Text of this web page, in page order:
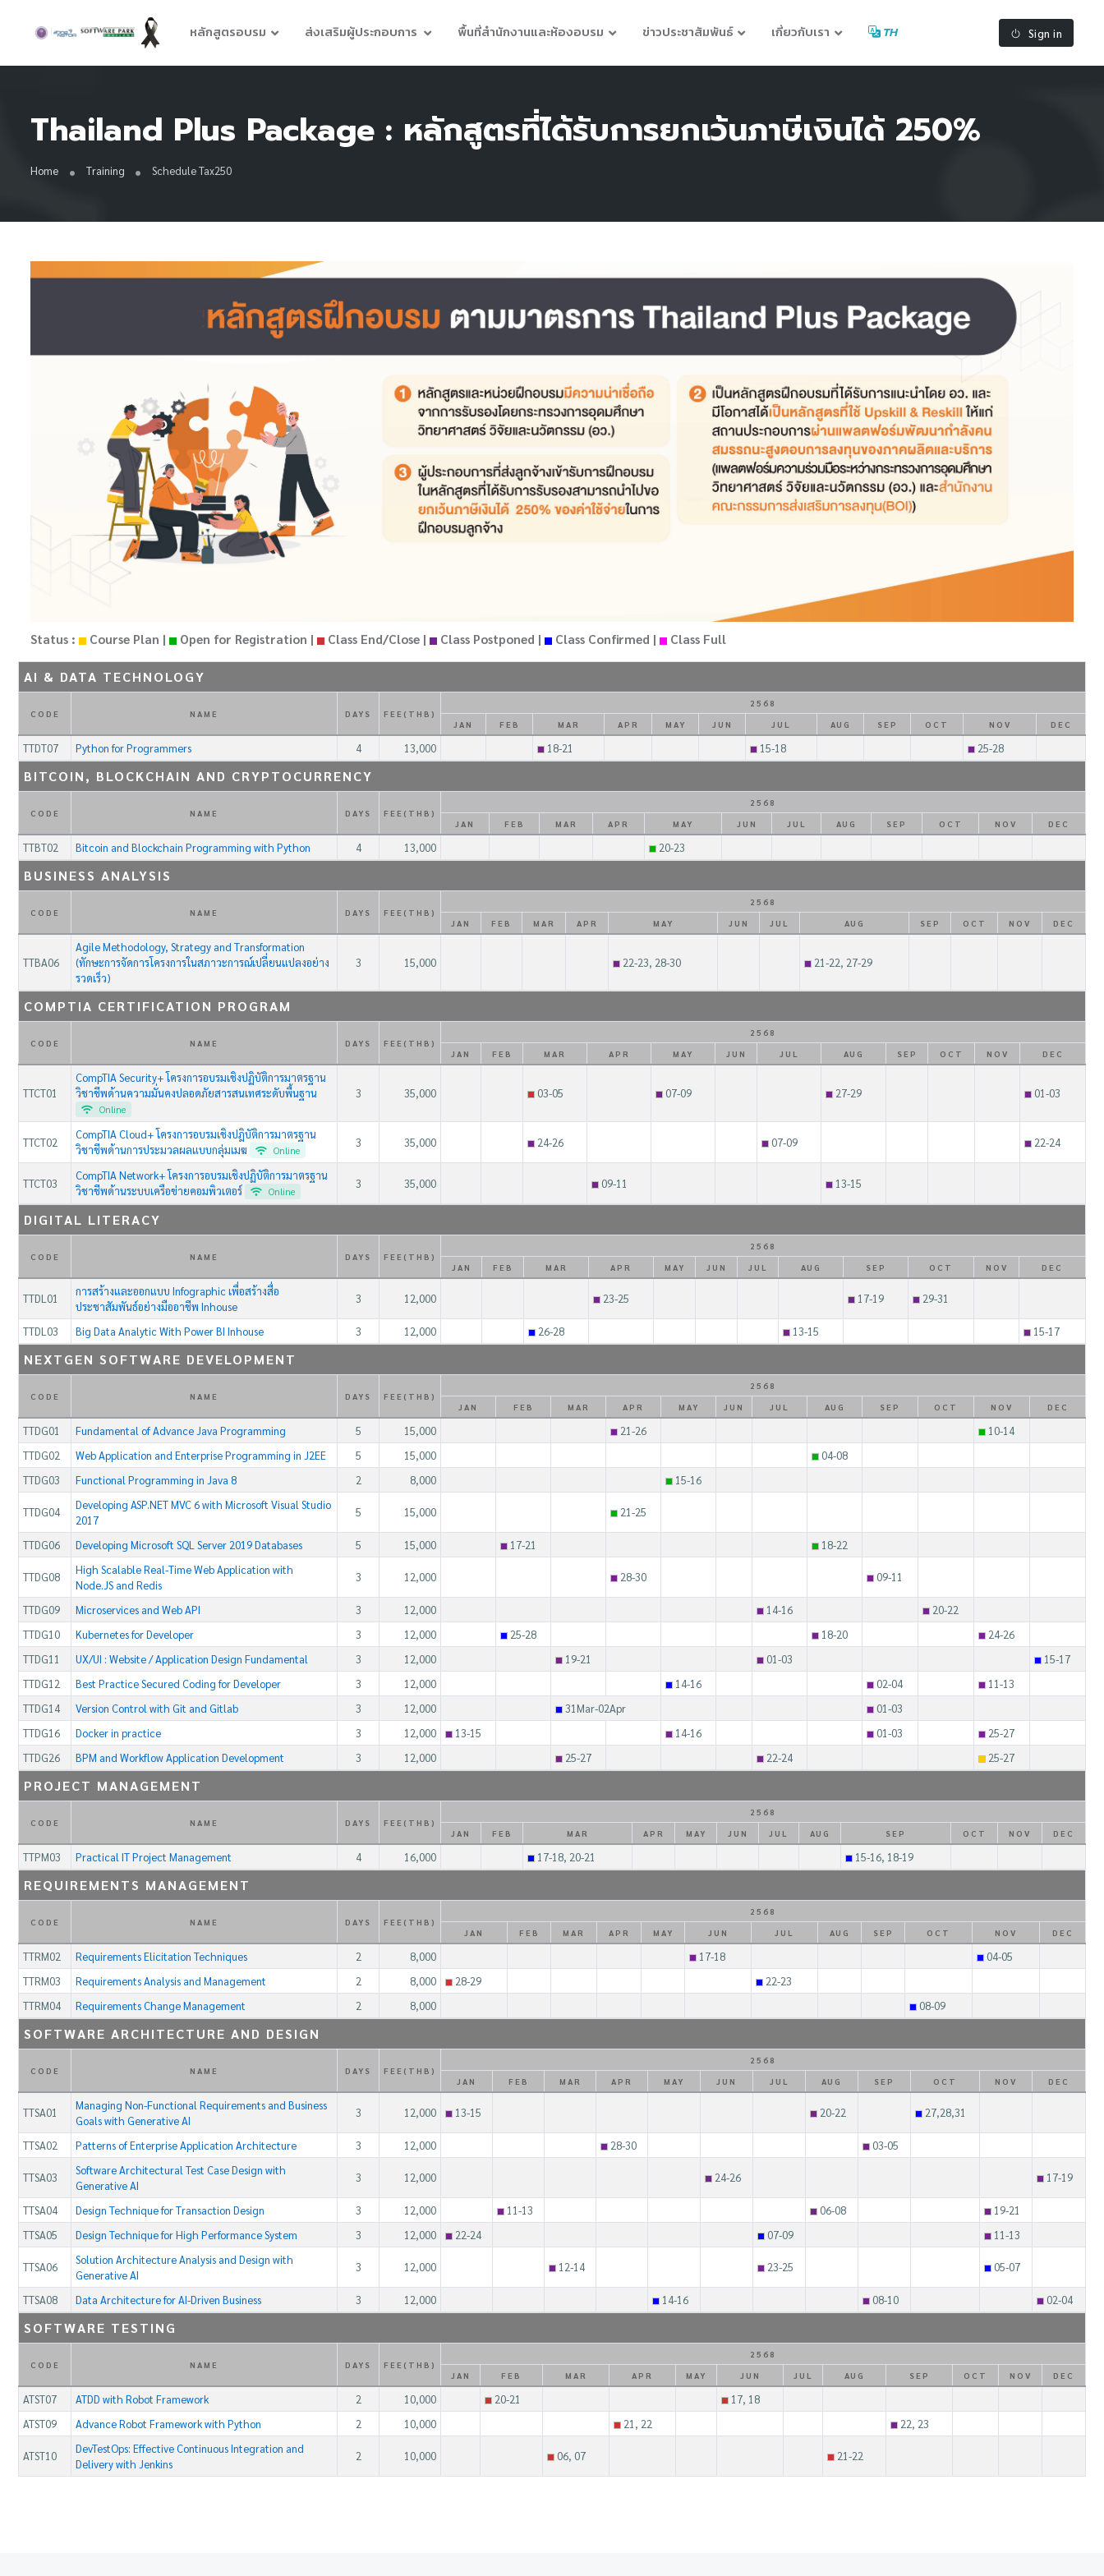
หลักสูตรอบรม ส่งเสริมผู้ประกอบการ พื้นที่สำนักงานและห้องอบรม ข่าวประชาสัมพันธ์ เกี่ยวกับเรา TH Sign in
Thailand Plus Package : หลักสูตรที่ได้รับการยกเว้นภาษีเงินได้ 250%
Home Training Schedule Tax250
Status : Course Plan | Open for Registration | Class End/Close | Class Postponed | Class Confirmed | Class Full
AI & DATA TECHNOLOGY
CODE NAME DAYS FEE(THB)
2568
JAN
FEB MAR APR MAY JUN JUL AUG SEP OCT NOV DEC
TTDT07 Python for Programmers 4 13,000 18-21 15-18 25-28
BITCOIN, BLOCKCHAIN AND CRYPTOCURRENCY
CODE NAME DAYS FEE(THB)
2568
JAN
FEB MAR APR MAY JUN JUL AUG SEP OCT NOV DEC
TTBT02 Bitcoin and Blockchain Programming with Python 4 13,000 20-23
BUSINESS ANALYSIS
CODE NAME DAYS FEE(THB)
2568
JAN
FEB MAR APR MAY JUN JUL AUG SEP OCT NOV DEC
TTBA06
Agile Methodology, Strategy and Transformation
(ทักษะการจัดการโครงการในสภาวะการณ์เปลี่ยนแปลงอย่าง
รวดเร็ว)
3 15,000 22-23, 28-30 21-22, 27-29
COMPTIA CERTIFICATION PROGRAM
CODE NAME DAYS FEE(THB)
2568
JAN
FEB MAR APR MAY JUN JUL AUG SEP OCT NOV DEC
TTCT01
CompTIA Security+ โครงการอบรมเชิงปฏิบัติการมาตรฐาน
วิชาชีพด้านความมั่นคงปลอดภัยสารสนเทศระดับพื้นฐาน
Online
3 35,000 03-05 07-09 27-29 01-03
TTCT02
CompTIA Cloud+ โครงการอบรมเชิงปฎิบัติการมาตรฐาน
วิชาชีพด้านการประมวลผลแบบกลุ่มเมฆ
Online
3 35,000 24-26 07-09 22-24
TTCT03
CompTIA Network+ โครงการอบรมเชิงปฏิบัติการมาตรฐาน
วิชาชีพด้านระบบเครือข่ายคอมพิวเตอร์
Online
3 35,000 09-11 13-15
DIGITAL LITERACY
CODE NAME DAYS FEE(THB)
2568
JAN
FEB MAR APR MAY JUN JUL AUG SEP OCT NOV DEC
TTDL01
การสร้างและออกแบบ Infographic เพื่อสร้างสื่อ
ประชาสัมพันธ์อย่างมืออาชีพ Inhouse
3 12,000 23-25 17-19 29-31
TTDL03 Big Data Analytic With Power BI Inhouse 3 12,000 26-28 13-15 15-17
NEXTGEN SOFTWARE DEVELOPMENT
CODE NAME DAYS FEE(THB)
2568
JAN
FEB MAR APR MAY JUN JUL AUG SEP OCT NOV DEC
TTDG01 Fundamental of Advance Java Programming 5 15,000 21-26
10-14
TTDG02
Web Application and Enterprise Programming in J2EE 5 15,000
04-08
TTDG03
Functional Programming in Java 8 2 8,000 15-16
TTDG04
Developing ASP.NET MVC 6 with Microsoft Visual Studio
2017
5 15,000 21-25
TTDG06 Developing Microsoft SQL Server 2019 Databases 5 15,000 17-21 18-22
TTDG08
High Scalable Real-Time Web Application with
Node.JS and Redis
3 12,000 28-30 09-11
TTDG09 Microservices and Web API 3 12,000 14-16
20-22
TTDG10
Kubernetes for Developer 3 12,000 25-28 18-20
24-26
TTDG11
UX/UI : Website / Application Design Fundamental 3 12,000 19-21 01-03
15-17
TTDG12
Best Practice Secured Coding for Developer 3 12,000 14-16 02-04
11-13
TTDG14
Version Control with Git and Gitlab 3 12,000 31Mar-02Apr
01-03
TTDG16
Docker in practice 3 12,000 13-15 14-16 01-03
25-27
TTDG26
BPM and Workflow Application Development 3 12,000 25-27 22-24 25-27
PROJECT MANAGEMENT
CODE NAME DAYS FEE(THB)
2568
JAN
FEB MAR APR MAY JUN JUL AUG SEP OCT NOV DEC
TTPM03 Practical IT Project Management 4 16,000 17-18, 20-21 15-16, 18-19
REQUIREMENTS MANAGEMENT
CODE NAME DAYS FEE(THB)
2568
JAN
FEB MAR APR MAY JUN JUL AUG SEP OCT NOV DEC
TTRM02 Requirements Elicitation Techniques 2 8,000 17-18
04-05
TTRM03
Requirements Analysis and Management 2 8,000 28-29
22-23
TTRM04
Requirements Change Management 2 8,000 08-09
SOFTWARE ARCHITECTURE AND DESIGN
CODE NAME DAYS FEE(THB)
2568
JAN
FEB MAR APR MAY JUN JUL AUG SEP OCT NOV DEC
TTSA01
Managing Non-Functional Requirements and Business
Goals with Generative AI
3 12,000 13-15 20-22 27,28,31
TTSA02 Patterns of Enterprise Application Architecture 3 12,000 28-30 03-05
TTSA03
Software Architectural Test Case Design with
Generative AI
3 12,000 24-26 17-19
TTSA04 Design Technique for Transaction Design 3 12,000 11-13 06-08
19-21
TTSA05
Design Technique for High Performance System 3 12,000 22-24 07-09 11-13
TTSA06
Solution Architecture Analysis and Design with
Generative AI
3 12,000 12-14 23-25 05-07
TTSA08 Data Architecture for AI-Driven Business 3 12,000 14-16 08-10 02-04
SOFTWARE TESTING
CODE NAME DAYS FEE(THB)
2568
JAN
FEB MAR APR MAY JUN JUL AUG SEP OCT NOV DEC
ATST07 ATDD with Robot Framework 2 10,000 20-21
17, 18
ATST09
Advance Robot Framework with Python 2 10,000 21, 22 22, 23
ATST10
DevTestOps: Effective Continuous Integration and
Delivery with Jenkins
2 10,000 06, 07 21-22